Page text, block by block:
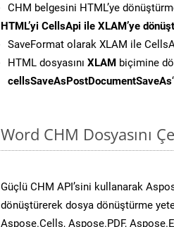
CHM belgesini HTML’ye
HTML’yi CellsApi ile XLAM’ye
SaveFormat olarak XLAM ile
HTML dosyasını XLAM biçimine
cellsSaveAsPostDocumentSaveAs
Word CHM Dosyasını
Güçlü CHM API’sini kullanarak
dönüştürerek dosya dönüştürme
Aspose.Cells, Aspose.PDF,